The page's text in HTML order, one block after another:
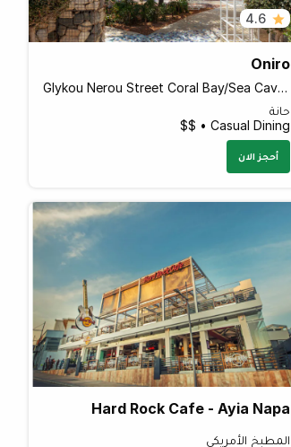
4.6
Oniro
Glykou Nerou Street Coral Bay/Sea Caves, Peyia 8560 Cyprus
حانة
Casual Dining • $$
أحجز الان
Hard Rock Cafe - Ayia Napa
المطبخ الأمريكي